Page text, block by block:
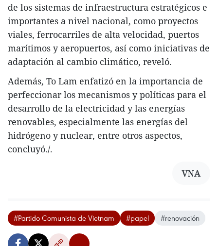
de los sistemas de infraestructura estratégicos e
importantes a nivel nacional, como proyectos
viales, ferrocarriles de alta velocidad, puertos
marítimos y aeropuertos, así como iniciativas de
adaptación al cambio climático, reveló.
Además, To Lam enfatizó en la importancia de
perfeccionar los mecanismos y políticas para el
desarrollo de la electricidad y las energías
renovables, especialmente las energías del
hidrógeno y nuclear, entre otros aspectos,
concluyó./.
VNA
#Partido Comunista de Vietnam #papel #renovación